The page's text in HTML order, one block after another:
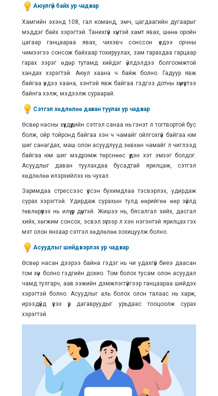
Аюулгүй байх ур чадвар
Хамгийн эхэнд 108, гал команд, эмч, цагдаагийн дугаарыг
мэддэг байх хэрэгтэй. Танихгүй хүнтэй хамт явах, шөнө оройн
цагаар ганцаараа явах, чихэвч сонссон үедээ орчны
чимээгээ сонсож байхаар тохируулах, зам гарахдаа гарцаар
гарах зэрэг өдөр тутамд хийдэг үйлдэлдээ болгоомжтой
хандах хэрэгтэй. Аюул хаана ч байж болно. Гадуур явж
байгаа үедээ хаана, хэнтэй явж байгаа гэдгээ дотны хүмүүстээ
байнга хэлж, мэдээлж сураарай.
Сэтгэл хөдлөлөө даван туулах ур чадвар
Өсвөр насны хүүхдүүдийн сэтгэл санаа нь гэнэт л тогтвортой бус
болж, ойр тойронд байгаа хэн ч чамайг ойлгохгүй байгаа юм
шиг санагдах, маш олон асуудлууд зөвхөн чамайг л чиглээд
байгаа юм шиг мэдрэмж төрснөөс үүдэн хэт эмзэг болдог.
Асуудлыг даван туулахдаа бусадтай ярилцаж, сэтгэл
хөдлөлөө илэрхийлэх нь чухал.
Заримдаа стрессээс үүссэн бухимдлаа тэсвэрлэх, удирдаж
сурах хэрэгтэй. Удирдаж сурахын тулд өөрийгөө өөр зүйлд
төвлөрүүлэх нь илүү үр дүнтэй. Жишээ нь, бясалгал хийх, дасгал
хийх, хөгжим сонсох, эсвэл зүгээр л хэн нэгэнтэй ярилцах гэх
мэт олон янзаар сэтгэл хөдлөлөө зохицуулж болно.
Асуудлыг шийдвэрлэх ур чадвар
Өсвөр насан дээрээ байна гэдэг нь чи удахгүй биеэ даасан
том хүн болно гэдгийн дохио. Том болох тусам олон асуудал
чамд тулгарч, аав ээжийн дэмжлэггүйгээр ганцаараа шийдэх
хэрэгтэй болно. Асуудлыг аль болох олон талаас нь харж,
ирээдүйд үүсэх үр дагавруудыг урьдаас тооцоолж сурах
хэрэгтэй.